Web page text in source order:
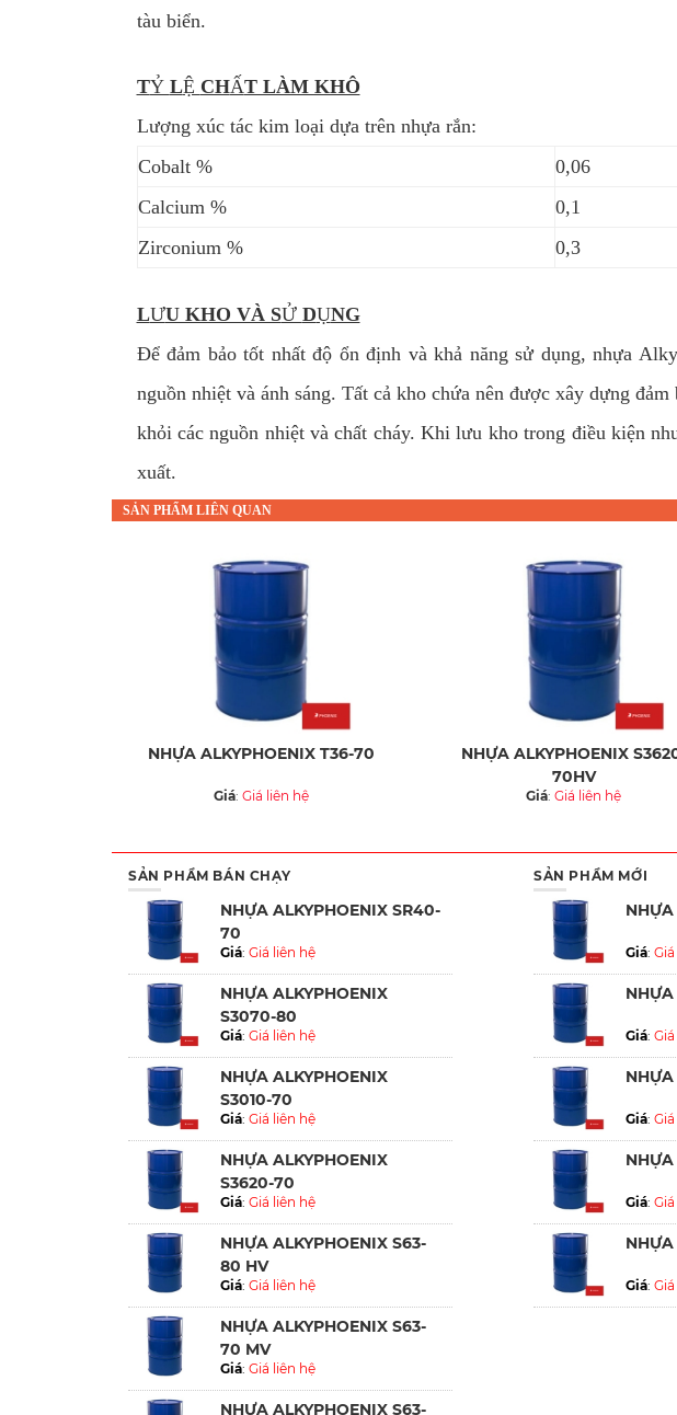
tàu biển.
TỶ LỆ CHẤT LÀM KHÔ
Lượng xúc tác kim loại dựa trên nhựa rắn:
Cobalt %
0,06
Calcium %
0,1
Zirconium %
0,3
LƯU KHO VÀ SỬ DỤNG
Để đảm bảo tốt nhất độ ổn định và khả năng sử dụng, nhựa
nguồn nhiệt và ánh sáng. Tất cả kho chứa nên được xây dựng
khỏi các nguồn nhiệt và chất cháy. Khi lưu kho trong điều kiện
xuất.
SẢN PHẨM LIÊN QUAN
NHỰA ALKYPHOENIX T36-70
Giá: Giá liên hệ
NHỰA ALKYPHOENIX
70HV
Giá: Giá liên hệ
SẢN PHẨM BÁN CHẠY
NHỰA ALKYPHOENIX SR40-
70
Giá: Giá liên hệ
NHỰA ALKYPHOENIX
S3070-80
Giá: Giá liên hệ
NHỰA ALKYPHOENIX
S3010-70
Giá: Giá liên hệ
NHỰA ALKYPHOENIX
S3620-70
Giá: Giá liên hệ
NHỰA ALKYPHOENIX S63-
80 HV
Giá: Giá liên hệ
NHỰA ALKYPHOENIX S63-
70 MV
Giá: Giá liên hệ
NHỰA ALKYPHOENIX S63-
SẢN PHẨM MỚI
Giá:
NHỰA
Giá:
NHỰA
Giá:
NHỰA
Giá:
Giá: